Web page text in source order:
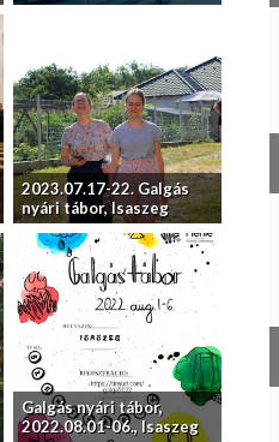
2023.07.17-22. Galgás
nyári tábor, Isaszeg
Galgás nyári tábor,
2022.08.01-06., Isaszeg